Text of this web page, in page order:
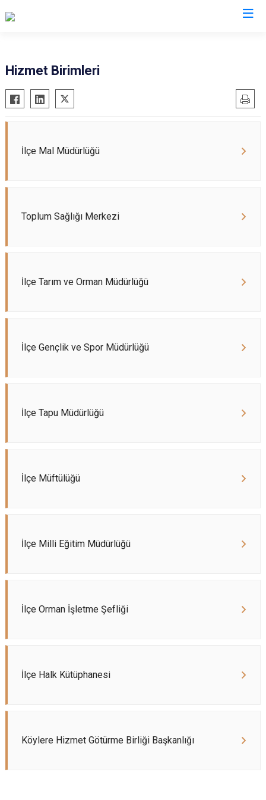
Banaz
Eşme
Sivaslı
Hizmet Birimleri
İlçe Mal Müdürlüğü
Toplum Sağlığı Merkezi
İlçe Tarım ve Orman Müdürlüğü
İlçe Gençlik ve Spor Müdürlüğü
İlçe Tapu Müdürlüğü
İlçe Müftülüğü
İlçe Milli Eğitim Müdürlüğü
İlçe Orman İşletme Şefliği
İlçe Halk Kütüphanesi
Köylere Hizmet Götürme Birliği Başkanlığı